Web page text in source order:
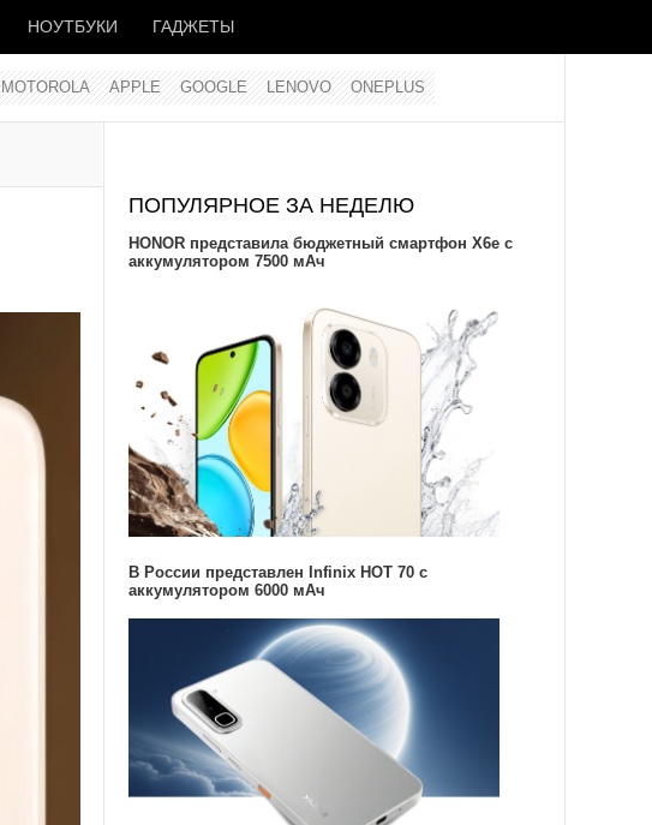
НОУТБУКИ ГАДЖЕТЫ
MOTOROLA APPLE GOOGLE LENOVO ONEPLUS
ПОПУЛЯРНОЕ ЗА НЕДЕЛЮ
HONOR представила бюджетный смартфон X6e с
аккумулятором 7500 мАч
В России представлен Infinix HOT 70 с
аккумулятором 6000 мАч